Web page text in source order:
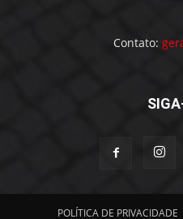
Contato:
POLÍTICA DE PRIVACIDADE